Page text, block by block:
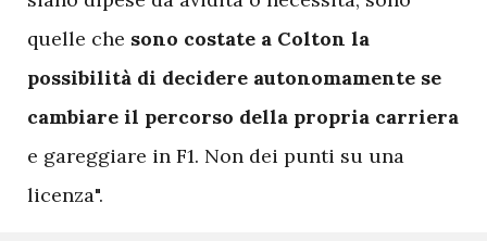
quelle che sono costate a Colton la
possibilità di decidere autonomamente se
cambiare il percorso della propria carriera
e gareggiare in F1. Non dei punti su una
licenza".